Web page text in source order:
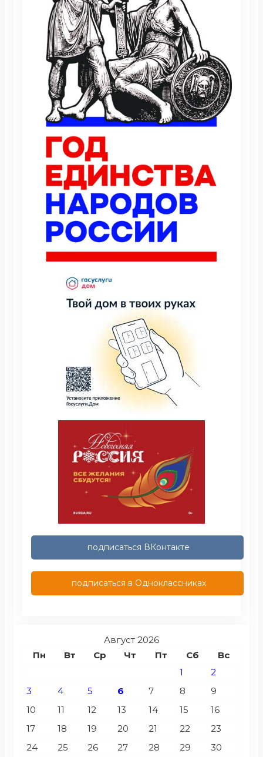
подписаться ВКонтакте
подписаться в Одноклассниках
Август 2026
Пн
Вт Ср Чт Пт Сб
Вс
1
2
3
4 5 6 7 8
9
10
11 12 13 14 15
16
17
18 19 20 21 22
23
24
25 26 27 28 29 30